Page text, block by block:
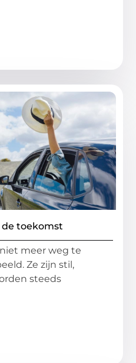
de toekomst
meer weg te
Ze zijn stil,
steeds